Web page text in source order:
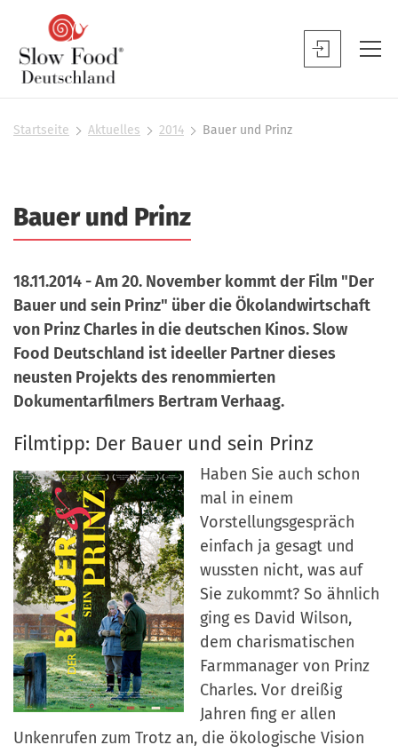
o
w
F
D
e
t
s
c
h
l
a
n
d
S
e
n
u
t
A
m
e
l
d
u
n
g
S
e
r
Startseite Aktuelles 2014 Bauer und Prinz
Bauer und Prinz
18.11.2014 - Am 20. November kommt der Film "Der
Bauer und sein Prinz" über die Ökolandwirtschaft
von Prinz Charles in die deutschen Kinos. Slow
Food Deutschland ist ideeller Partner dieses
neusten Projekts des renommierten
Dokumentarfilmers Bertram Verhaag.
Filmtipp: Der Bauer und sein Prinz
Haben Sie auch schon
mal in einem
Vorstellungsgespräch
einfach ja gesagt und
wussten nicht, was auf
Sie zukommt? So ähnlich
ging es David Wilson,
dem charismatischen
Farmmanager von Prinz
Charles. Vor dreißig
Jahren fing er allen
Unkenrufen zum Trotz an, die ökologische Vision